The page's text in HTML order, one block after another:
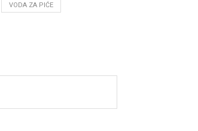
VODA ZA PIĆE